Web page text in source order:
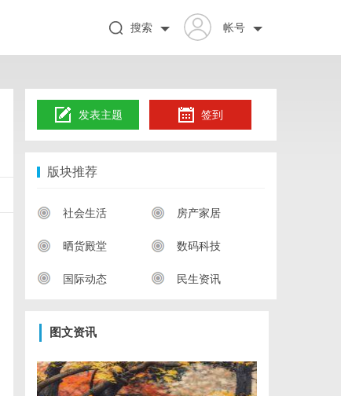
帐号
搜索
发表主题 签到
版块推荐
社会生活 房产家居
晒货殿堂 数码科技
国际动态 民生资讯
图文资讯